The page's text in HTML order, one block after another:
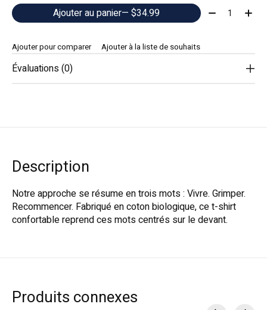
Ajouter au panier — $34.99 Quantité:
Ajouter pour comparer Ajouter à la liste de souhaits
Évaluations (0)
Description
Notre approche se résume en trois mots : Vivre. Grimper.
Recommencer. Fabriqué en coton biologique, ce t-shirt
confortable reprend ces mots centrés sur le devant.
Produits connexes